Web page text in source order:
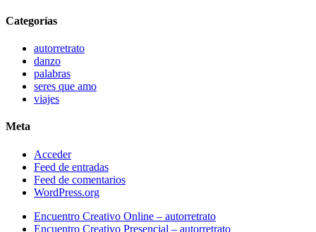
Categorías
autorretrato
danzo
palabras
seres que amo
viajes
Meta
Acceder
Feed de entradas
Feed de comentarios
WordPress.org
Close
Menu
Encuentro Creativo Online – autorretrato
Encuentro Creativo Presencial – autorretrato